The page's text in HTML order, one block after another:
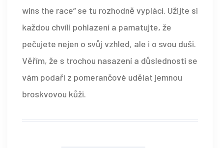
wins the race“ se tu rozhodně vyplácí. Užijte si
každou chvíli pohlazení a pamatujte, že
pečujete nejen o svůj vzhled, ale i o svou duši.
Věřím, že s trochou nasazení a důslednosti se
vám podaří z pomerančové udělat jemnou
broskvovou kůži.